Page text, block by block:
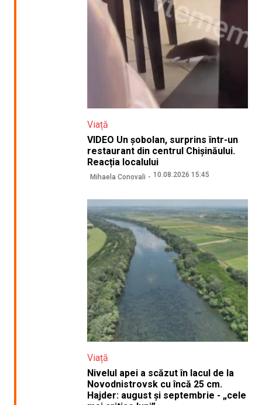
Viață
VIDEO Un șobolan, surprins într-un
restaurant din centrul Chișinăului.
Reacția localului
Mihaela Conovali 10.08.2026 15:45
Viață
Nivelul apei a scăzut în lacul de la
Novodnistrovsk cu încă 25 cm.
Hajder: august și septembrie - „cele